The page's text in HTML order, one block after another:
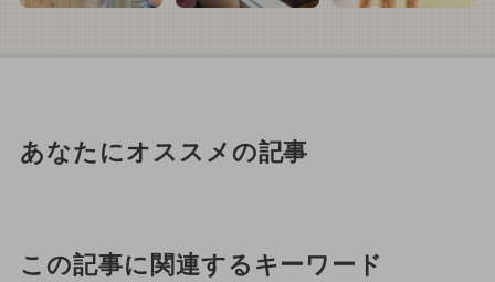
あなたにオススメの記事
この記事に関連するキーワード